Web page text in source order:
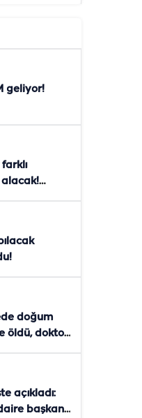
geliyor!
doğum
öldü, doktor
açıkladı:
başkanı